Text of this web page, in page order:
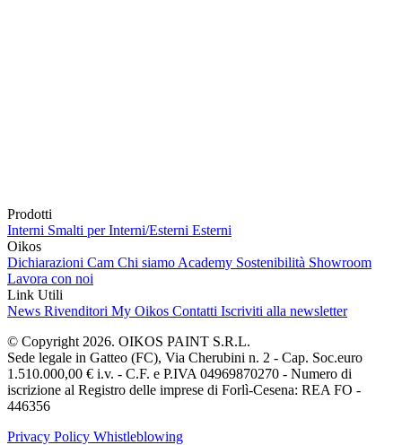
Prodotti
Interni Smalti per Interni/Esterni Esterni
Oikos
Dichiarazioni Cam Chi siamo Academy Sostenibilità Showroom
Lavora con noi
Link Utili
News Rivenditori My Oikos Contatti Iscriviti alla newsletter
© Copyright 2026. OIKOS PAINT S.R.L.
Sede legale in Gatteo (FC), Via Cherubini n. 2 - Cap. Soc.euro
1.510.000,00 € i.v. - C.F. e P.IVA 04969870270 - Numero di
iscrizione al Registro delle imprese di Forlì-Cesena: REA FO -
446356
Privacy Policy Whistleblowing